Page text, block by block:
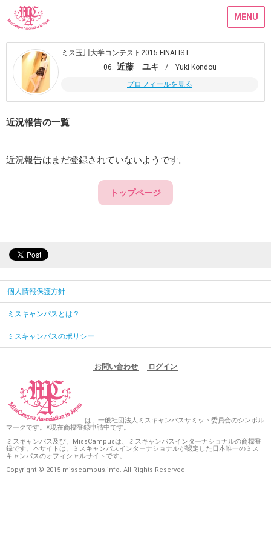
MENU
ミス玉川大学コンテスト2015 FINALIST
06. 近藤 ユキ
/ Yuki Kondou
プロフィールを見る
近況報告の一覧
近況報告はまだ登録されていないようです。
トップページ
個人情報保護方針
ミスキャンパスとは？
ミスキャンパスのポリシー
お問い合わせ ログイン
は、一般社団法人ミスキャンパスサミット委員会のシンボル
マークです。※現在商標登録申請中です。
ミスキャンパス及び、MissCampusは、ミスキャンパスインターナショナルの商標登
録です。本サイトは、ミスキャンパスインターナショナルが認定した日本唯一のミス
キャンパスのオフィシャルサイトです。
Copyright © 2015 misscampus.info. All Rights Reserved